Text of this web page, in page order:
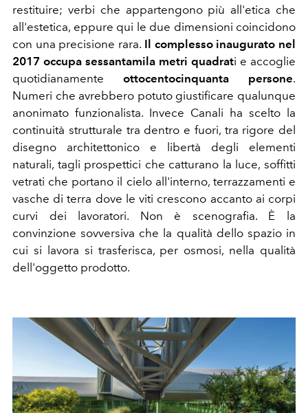
restituire; verbi che appartengono più all'etica che
all'estetica, eppure qui le due dimensioni coincidono
con una precisione rara. Il complesso inaugurato nel
2017 occupa sessantamila metri quadrati e accoglie
quotidianamente ottocentocinquanta persone.
Numeri che avrebbero potuto giustificare qualunque
anonimato funzionalista. Invece Canali ha scelto la
continuità strutturale tra dentro e fuori, tra rigore del
disegno architettonico e libertà degli elementi
naturali, tagli prospettici che catturano la luce, soffitti
vetrati che portano il cielo all'interno, terrazzamenti e
vasche di terra dove le viti crescono accanto ai corpi
curvi dei lavoratori. Non è scenografia. È la
convinzione sovversiva che la qualità dello spazio in
cui si lavora si trasferisca, per osmosi, nella qualità
dell'oggetto prodotto.